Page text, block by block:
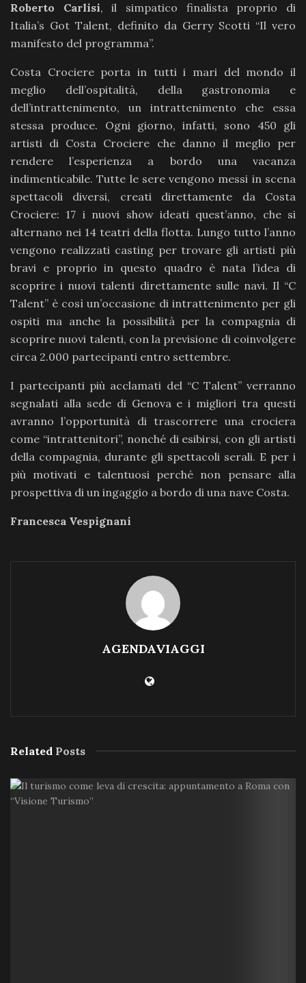
Roberto Carlisi, il simpatico finalista proprio di
Italia’s Got Talent, definito da Gerry Scotti “Il vero
manifesto del programma”.
Costa Crociere porta in tutti i mari del mondo il
meglio dell’ospitalità, della gastronomia e
dell’intrattenimento, un intrattenimento che essa
stessa produce. Ogni giorno, infatti, sono 450 gli
artisti di Costa Crociere che danno il meglio per
rendere l’esperienza a bordo una vacanza
indimenticabile. Tutte le sere vengono messi in scena
spettacoli diversi, creati direttamente da Costa
Crociere: 17 i nuovi show ideati quest’anno, che si
alternano nei 14 teatri della flotta. Lungo tutto l’anno
vengono realizzati casting per trovare gli artisti più
bravi e proprio in questo quadro è nata l’idea di
scoprire i nuovi talenti direttamente sulle navi. Il “C
Talent” è così un’occasione di intrattenimento per gli
ospiti ma anche la possibilità per la compagnia di
scoprire nuovi talenti, con la previsione di coinvolgere
circa 2.000 partecipanti entro settembre.
I partecipanti più acclamati del “C Talent” verranno
segnalati alla sede di Genova e i migliori tra questi
avranno l’opportunità di trascorrere una crociera
come “intrattenitori”, nonché di esibirsi, con gli artisti
della compagnia, durante gli spettacoli serali. E per i
più motivati e talentuosi perché non pensare alla
prospettiva di un ingaggio a bordo di una nave Costa.
Francesca Vespignani
AGENDAVIAGGI
Related Posts